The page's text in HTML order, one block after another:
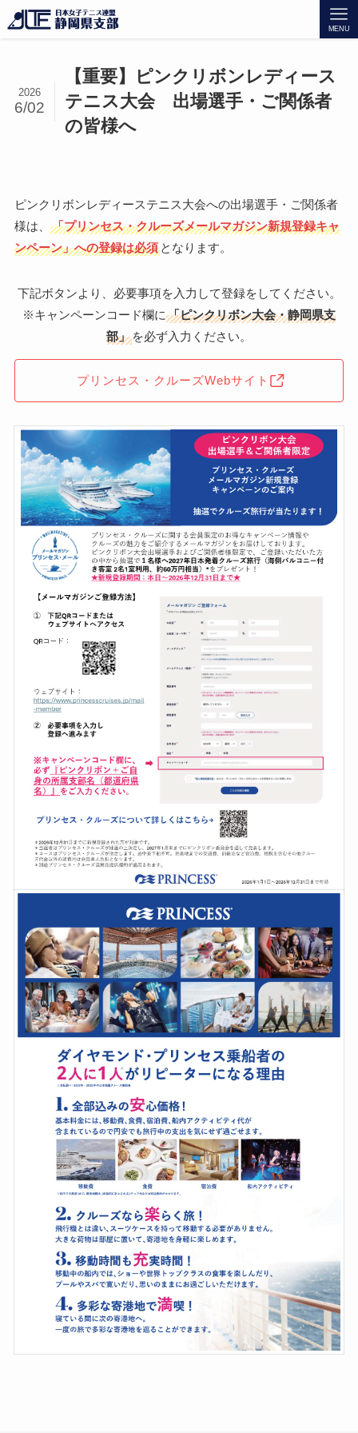
MENU
【重要】ピンクリボンレディース
テニス大会 出場選手・ご関係者
の皆様へ
2026
6/02
ピンクリボンレディーステニス大会への出場選手・ご関係者
様は、
「プリンセス・クルーズメールマガジン新規登録キャ
ンペーン」への登録は必須となります。
下記ボタンより、必要事項を入力して登録をしてください。
※キャンペーンコード欄に 「ピンクリボン大会・静岡県支
部」 を必ず入力ください。
プリンセス・クルーズWebサイト